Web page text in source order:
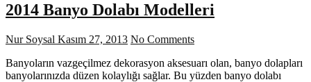
2014 Banyo Dolabı Modelleri
Nur Soysal Kasım 27, 2013 No Comments
Banyoların vazgeçilmez dekorasyon aksesuarı olan, banyo dolapları
banyolarınızda düzen kolaylığı sağlar. Bu yüzden banyo dolabı